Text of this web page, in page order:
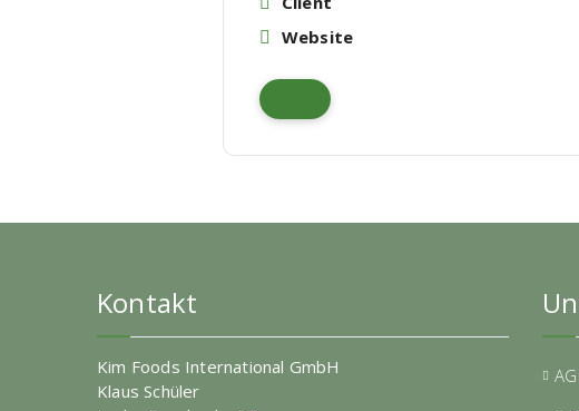
Website
Kontakt
Kim Foods International GmbH
Klaus Schüler